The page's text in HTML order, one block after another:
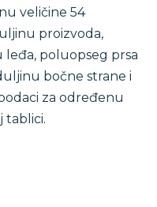
veličine 54
proizvoda,
poluopseg prsa
bočne strane i
za određenu
tablici.